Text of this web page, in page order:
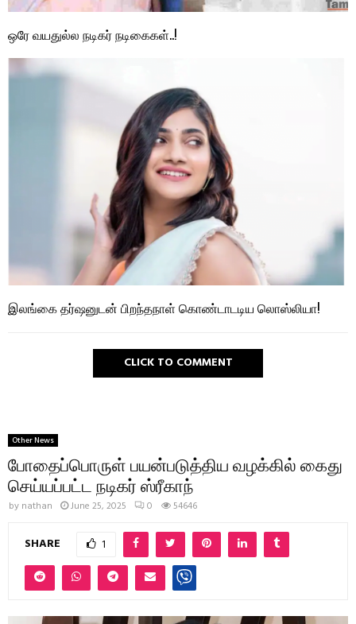
ஒரே வயதுல்ல நடிகர் நடிகைகள்..!
இலங்கை தர்ஷனுடன் பிறந்தநாள் கொண்டாடடிய லொஸ்லியா!
CLICK TO COMMENT
Other News
போதைப்பொருள் பயன்படுத்திய வழக்கில் கைது
செய்யப்பட்ட நடிகர் ஸ்ரீகாந்
by nathan June 25, 2025 0 54646
SHARE 1